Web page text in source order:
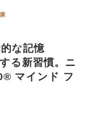
な記憶
る新習慣。ニ
マインド フ